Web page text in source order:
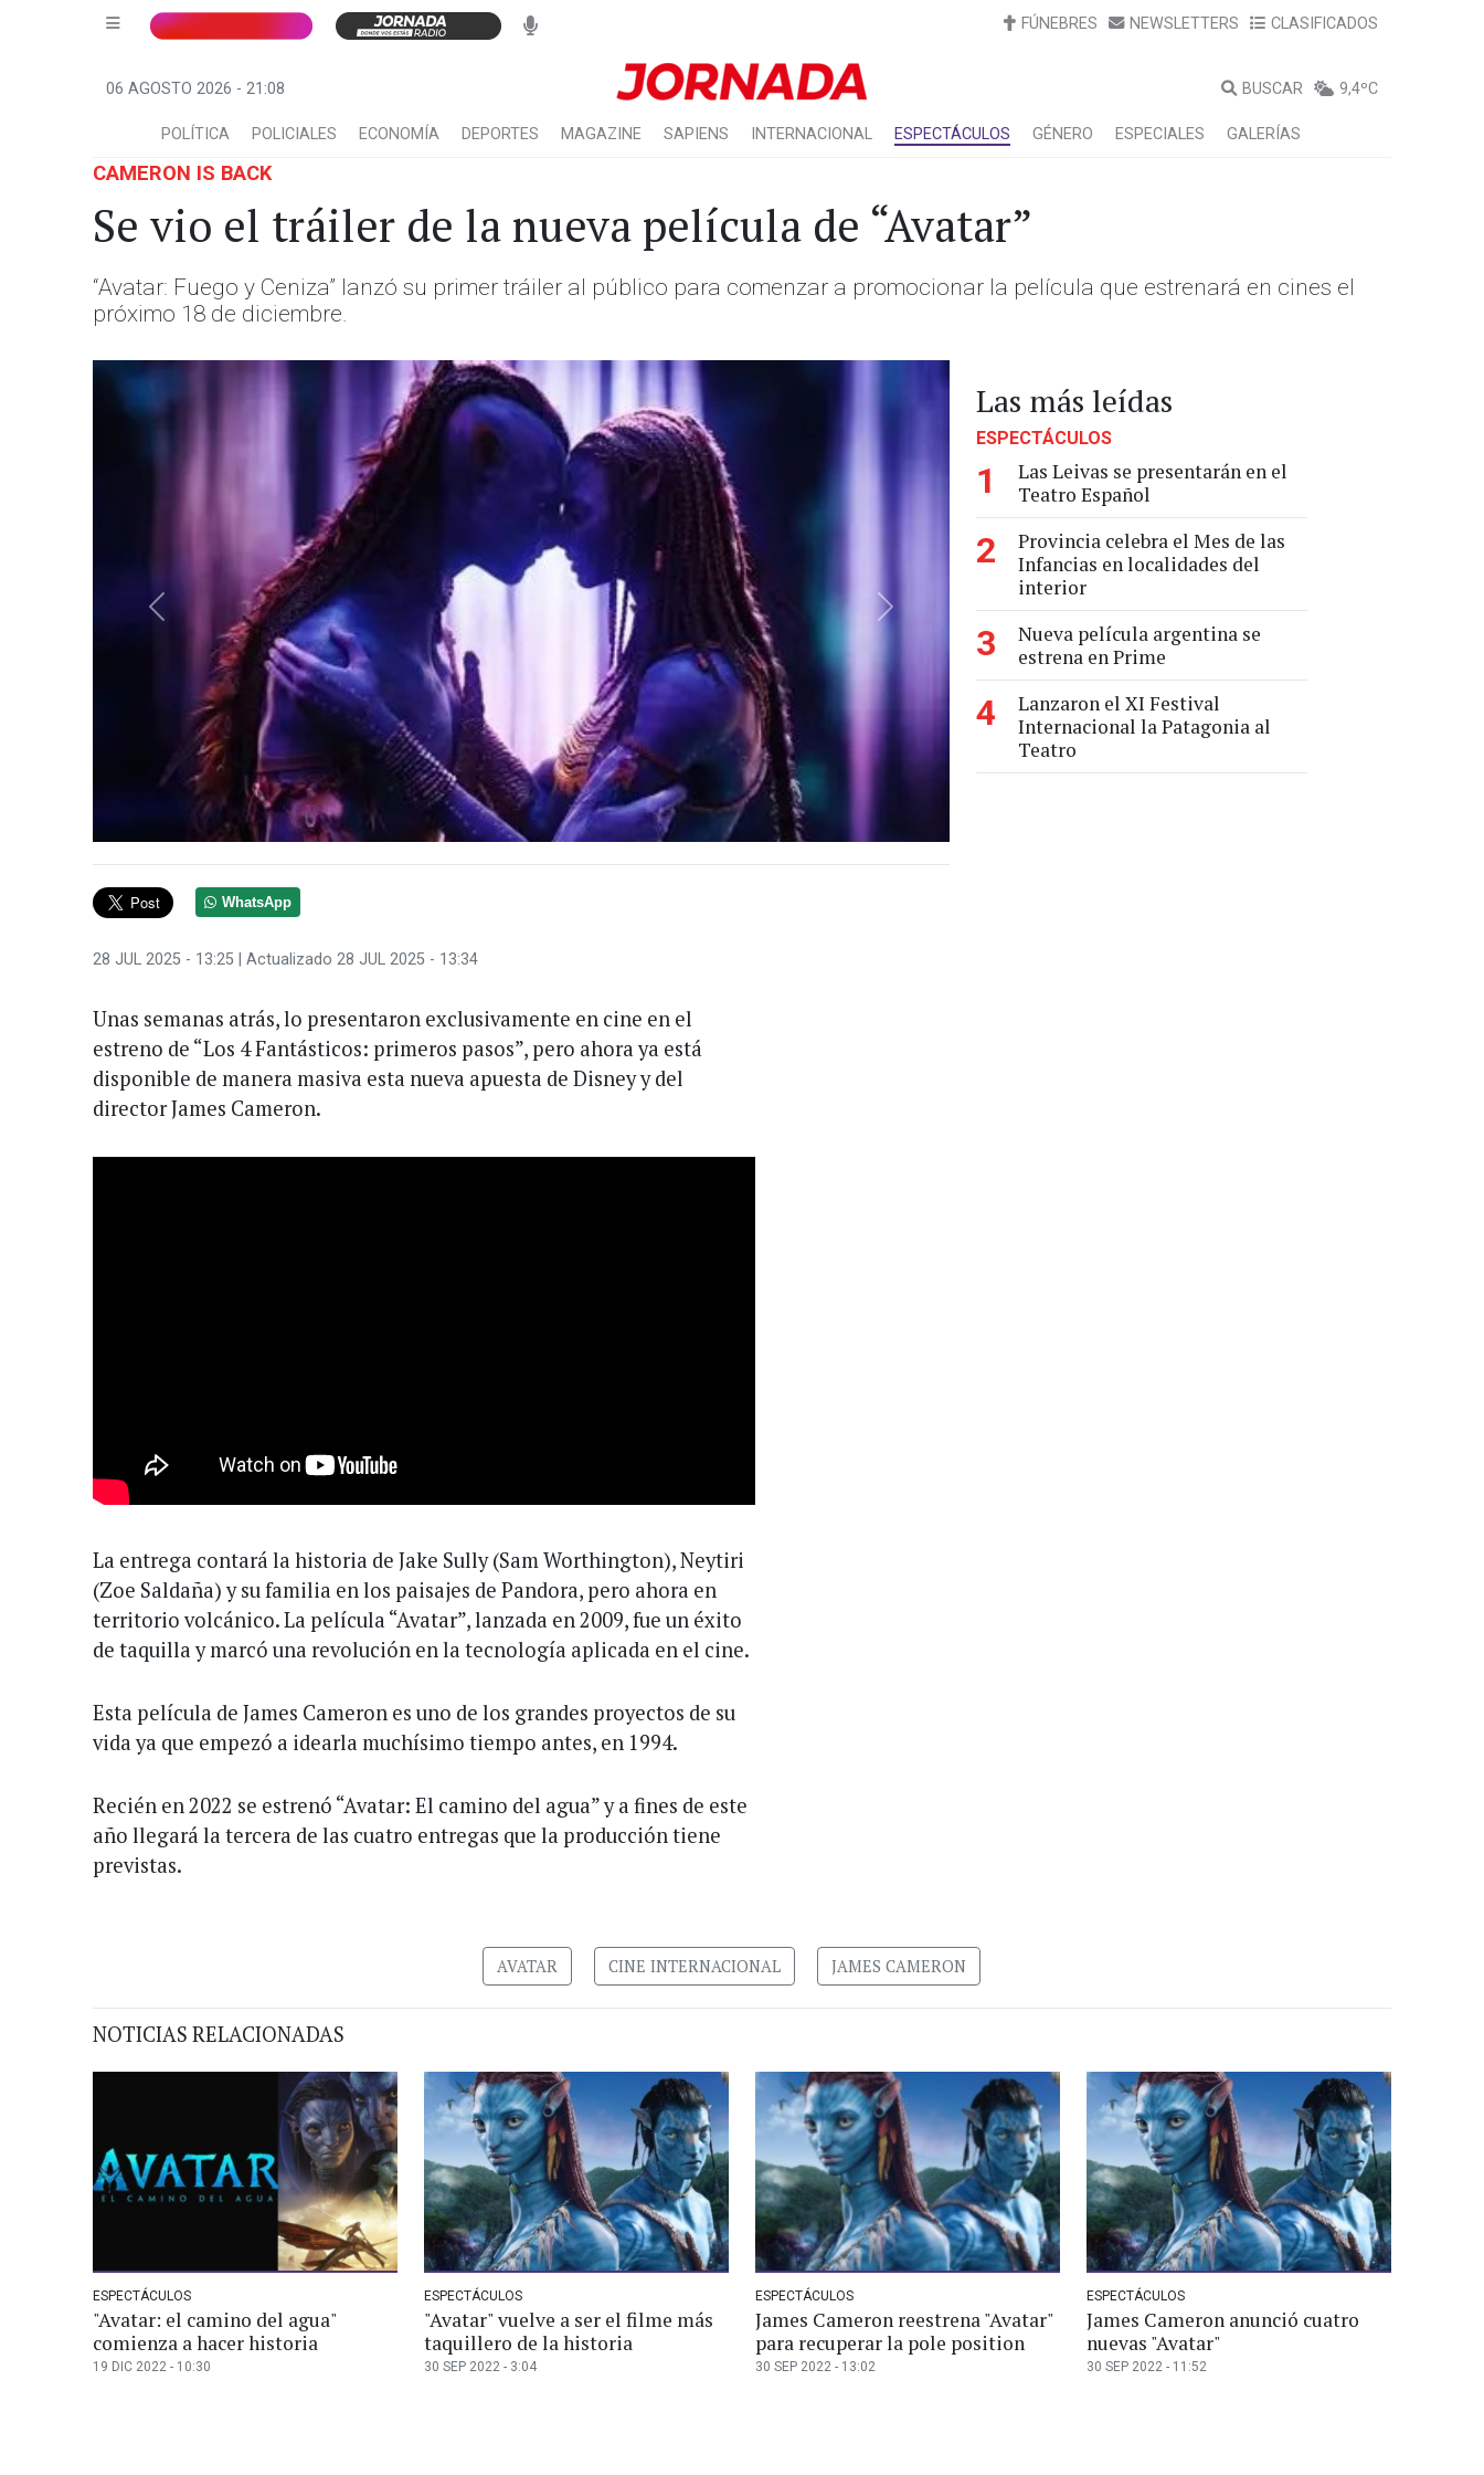
FÚNEBRES NEWSLETTERS CLASIFICADOS
06 AGOSTO 2026 - 21:08 BUSCAR 9,4ºC
POLÍTICA POLICIALES ECONOMÍA DEPORTES MAGAZINE SAPIENS INTERNACIONAL ESPECTÁCULOS GÉNERO ESPECIALES GALERÍAS
CAMERON IS BACK
Se vio el tráiler de la nueva película de “Avatar”
“Avatar: Fuego y Ceniza” lanzó su primer tráiler al público para comenzar a promocionar la película que estrenará en cines el
próximo 18 de diciembre.
Anterior Siguiente
WhatsApp
28 JUL 2025 - 13:25 | Actualizado 28 JUL 2025 - 13:34
Unas semanas atrás, lo presentaron exclusivamente en cine en el
estreno de “Los 4 Fantásticos: primeros pasos”, pero ahora ya está
disponible de manera masiva esta nueva apuesta de Disney y del
director James Cameron.
La entrega contará la historia de Jake Sully (Sam Worthington), Neytiri
(Zoe Saldaña) y su familia en los paisajes de Pandora, pero ahora en
territorio volcánico. La película “Avatar”, lanzada en 2009, fue un éxito
de taquilla y marcó una revolución en la tecnología aplicada en el cine.
Esta película de James Cameron es uno de los grandes proyectos de su
vida ya que empezó a idearla muchísimo tiempo antes, en 1994.
Recién en 2022 se estrenó “Avatar: El camino del agua” y a fines de este
año llegará la tercera de las cuatro entregas que la producción tiene
previstas.
Las más leídas
ESPECTÁCULOS
1
Las Leivas se presentarán en el
Teatro Español
2
Provincia celebra el Mes de las
Infancias en localidades del
interior
3
Nueva película argentina se
estrena en Prime
4
Lanzaron el XI Festival
Internacional la Patagonia al
Teatro
AVATAR CINE INTERNACIONAL JAMES CAMERON
NOTICIAS RELACIONADAS
ESPECTÁCULOS
"Avatar: el camino del agua"
comienza a hacer historia
19 DIC 2022 - 10:30
ESPECTÁCULOS
"Avatar" vuelve a ser el filme más
taquillero de la historia
30 SEP 2022 - 3:04
ESPECTÁCULOS
James Cameron reestrena "Avatar"
para recuperar la pole position
30 SEP 2022 - 13:02
ESPECTÁCULOS
James Cameron anunció cuatro
nuevas "Avatar"
30 SEP 2022 - 11:52